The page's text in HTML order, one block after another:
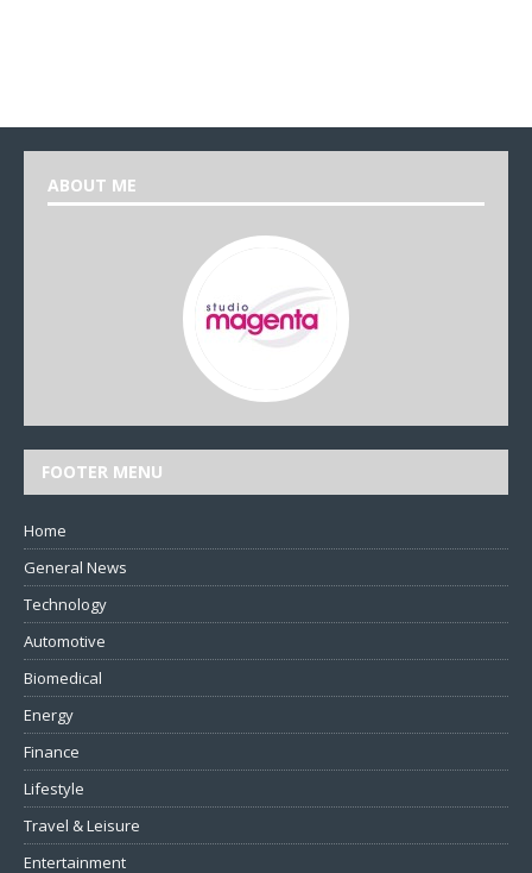
ABOUT ME
FOOTER MENU
Home
General News
Technology
Automotive
Biomedical
Energy
Finance
Lifestyle
Travel & Leisure
Entertainment